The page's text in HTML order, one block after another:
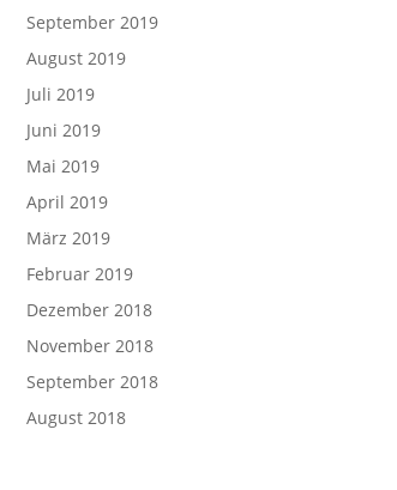
September 2019
August 2019
Juli 2019
Juni 2019
Mai 2019
April 2019
März 2019
Februar 2019
Dezember 2018
November 2018
September 2018
August 2018